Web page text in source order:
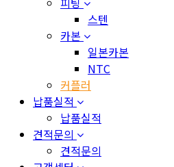
스텐
카본
일본카본
NTC
커플러
납품실적
납품실적
견적문의
견적문의